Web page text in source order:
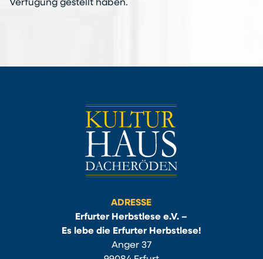
Verfügung gestellt haben.
ADRESSE
Erfurter Herbstlese e.V. –
Es lebe die Erfurter Herbstlese!
Anger 37